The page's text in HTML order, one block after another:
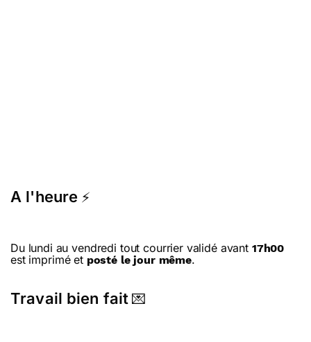
A l'heure ⚡
Du lundi au vendredi tout courrier validé avant 17h00
est imprimé et posté le jour même.
Travail bien fait 💌